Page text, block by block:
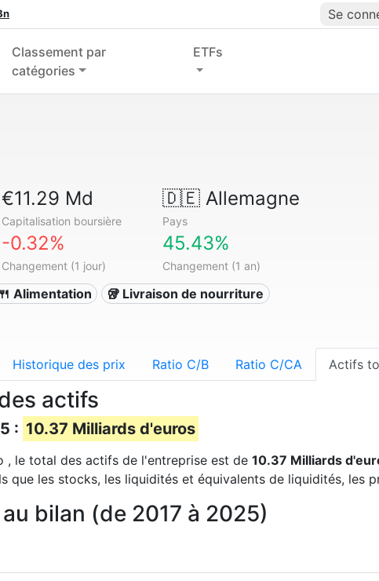
Se
Classement par
catégories
ETFs
€11.29 Md
Capitalisation boursière
🇩🇪Allemagne
Pays
-0.32%
Changement (1 jour)
45.43%
Changement (1 an)
🍴 Alimentation 🥡 Livraison de nourriture
Historique des prix Ratio C/B Ratio C/CA Actifs
actifs
: 10.37 Milliards d'euros
, le total des actifs de l'entreprise est de 10.37 Milliards
que les stocks, les liquidités et équivalents de liquidités, les
bilan (de 2017 à 2025)